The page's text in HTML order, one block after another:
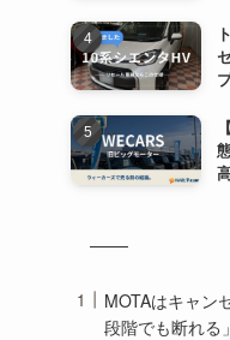
MOTAはキャン
段階でも断れる」